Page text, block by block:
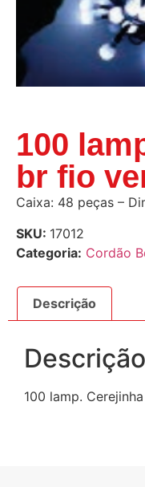
100
br fio
Caixa: 48 peças –
SKU: 17012
Categoria: Cordão
Descrição
Descrição
100 lamp.